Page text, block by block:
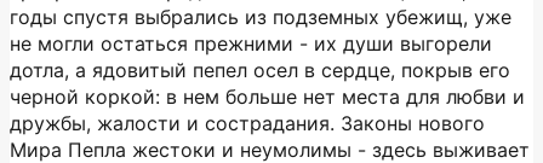
годы спустя выбрались из подземных убежищ, уже
не могли остаться прежними - их души выгорели
дотла, а ядовитый пепел осел в сердце, покрыв его
черной коркой: в нем больше нет места для любви и
дружбы, жалости и сострадания. Законы нового
Мира Пепла жестоки и неумолимы - здесь выживает